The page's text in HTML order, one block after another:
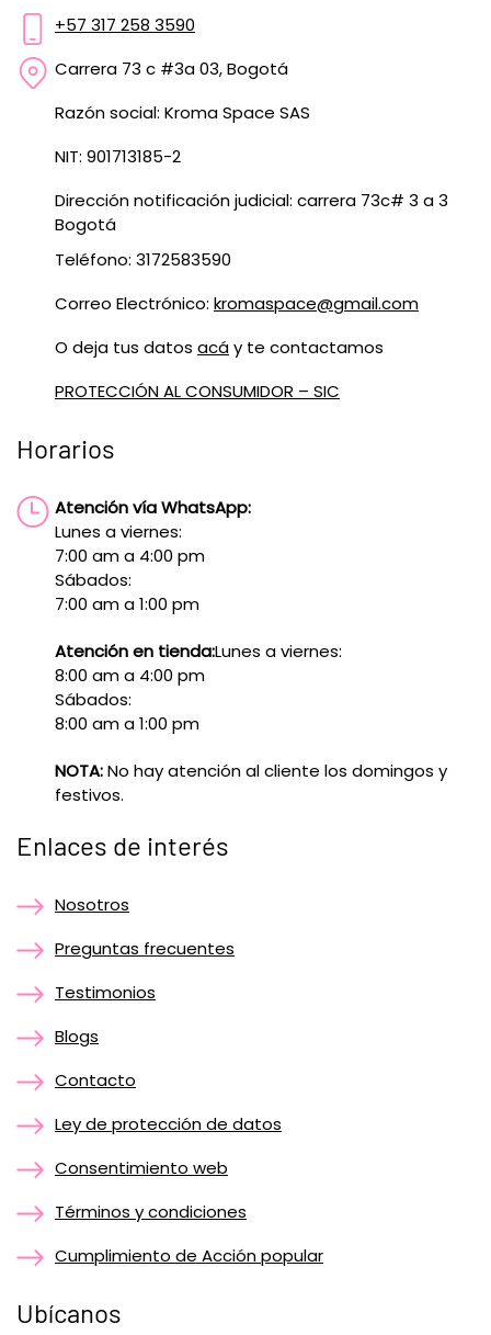
+57 317 258 3590
Carrera 73 c #3a 03, Bogotá
Razón social: Kroma Space SAS
NIT: 901713185-2
Dirección notificación judicial: carrera 73c# 3 a 3
Bogotá
Teléfono: 3172583590
Correo Electrónico: kromaspace@gmail.com
O deja tus datos acáy te contactamos
PROTECCIÓN AL CONSUMIDOR – SIC
Horarios
Atención vía WhatsApp:
Lunes a viernes:
7:00 am a 4:00 pm
Sábados:
7:00 am a 1:00 pm
Atención en tienda:Lunes a viernes:
8:00 am a 4:00 pm
Sábados:
8:00 am a 1:00 pm
NOTA:No hay atención al cliente los domingos y
festivos.
Enlaces de interés
Nosotros
Preguntas frecuentes
Testimonios
Blogs
Contacto
Ley de protección de datos
Consentimiento web
Términos y condiciones
Cumplimiento de Acción popular
Ubícanos